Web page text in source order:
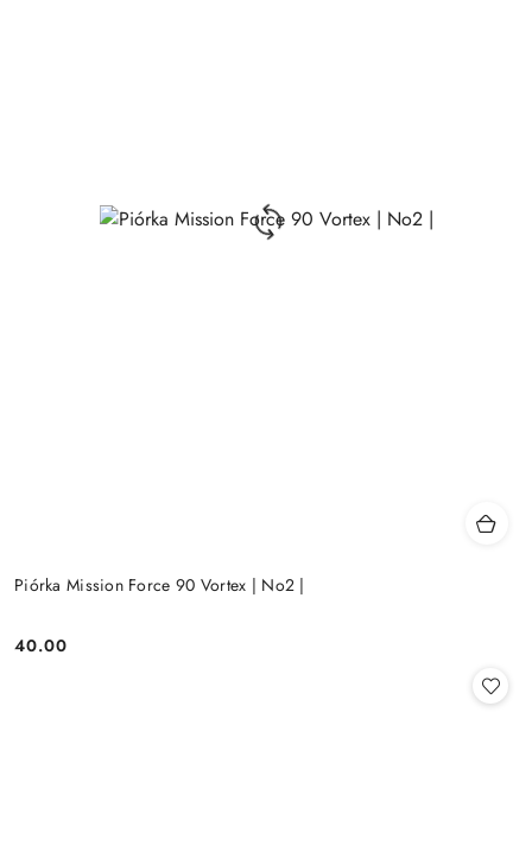
Piórka Mission Force 90 Vortex | No2 |
Cena:
40.00